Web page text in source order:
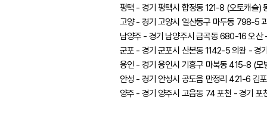
평택 - 경기 평택시 합정동 121-8 (오토캐슬
고양 - 경기 고양시 일산동구 마두동 798-5
남양주 - 경기 남양주시 금곡동 680-16 오
군포 - 경기 군포시 산본동 1142-5 의왕 -
용인 - 경기 용인시 기흥구 마북동 415-8 (
안성 - 경기 안성시 공도읍 만정리 421-6 김
양주 - 경기 양주시 고읍동 74 포천 - 경기